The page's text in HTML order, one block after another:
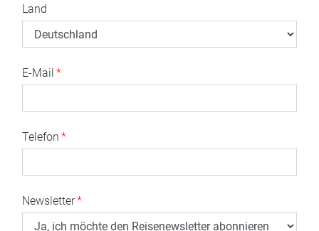
Land
E-Mail *
Telefon *
Newsletter*